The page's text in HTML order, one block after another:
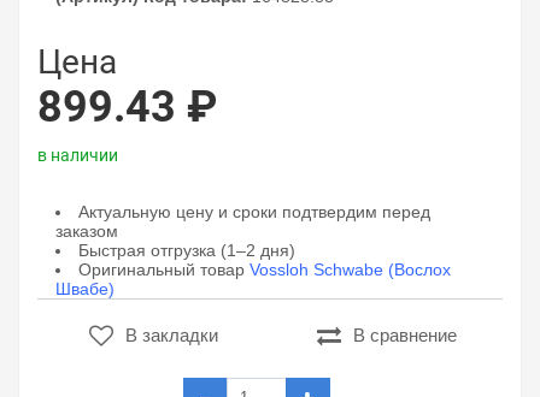
Цена
899.43 ₽
в наличии
Актуальную цену и сроки подтвердим перед
заказом
Быстрая отгрузка (1–2 дня)
Оригинальный товар Vossloh Schwabe (Вослох
Швабе)
В закладки В сравнение